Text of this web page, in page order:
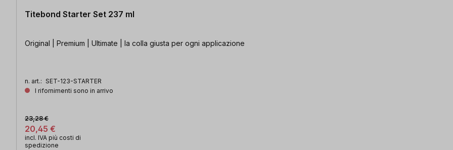
Titebond Starter Set 237 ml
Original | Premium | Ultimate | la colla giusta per ogni applicazione
n. art.: SET-123-STARTER
I rifornimenti sono in arrivo
20,45 €
23,28 €
incl. IVA più costi di
spedizione